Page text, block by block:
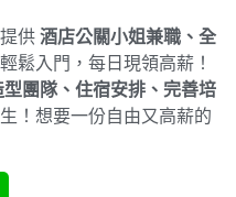
供 酒店公關小姐兼職、全
鬆入門，每日現領高薪！
型團隊、住宿安排、完善培
！想要一份自由又高薪的